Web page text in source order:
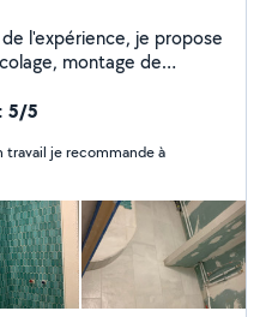
l'expérience, je propose
montage de
travail sérieux , vous
WM
5/5
travail je recommande à